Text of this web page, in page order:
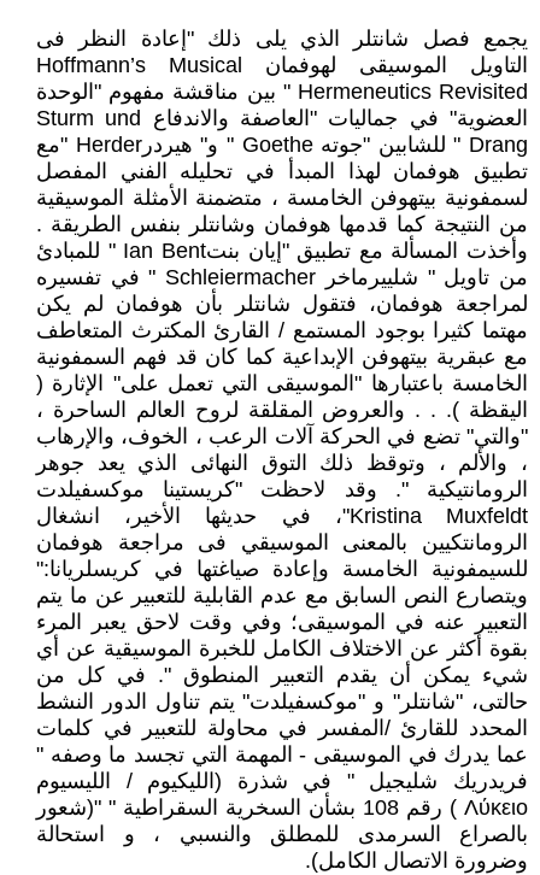
يجمع فصل شانتلر الذي يلى ذلك "إعادة النظر فى
التاويل الموسيقى لهوفمان Hoffmann’s Musical
Hermeneutics Revisited " بين مناقشة مفهوم "الوحدة
العضوية" في جماليات "العاصفة والاندفاع Sturm und
Drang " للشابين "جوته Goethe " و" هيردرHerder "مع
تطبيق هوفمان لهذا المبدأ في تحليله الفني المفصل
لسمفونية بيتهوفن الخامسة ، متضمنة الأمثلة الموسيقية
من النتيجة كما قدمها هوفمان وشانتلر بنفس الطريقة .
وأخذت المسألة مع تطبيق "إيان بنتIan Bent " للمبادئ
من تاويل " شلييرماخر Schleiermacher " في تفسيره
لمراجعة هوفمان، فتقول شانتلر بأن هوفمان لم يكن
مهتما كثيرا بوجود المستمع / القارئ المكترث المتعاطف
مع عبقرية بيتهوفن الإبداعية كما كان قد فهم السمفونية
الخامسة باعتبارها "الموسيقى التي تعمل على" الإثارة (
اليقظة ). . . والعروض المقلقة لروح العالم الساحرة ،
"والتي" تضع في الحركة آلات الرعب ، الخوف، والإرهاب
، والألم ، وتوقظ ذلك التوق النهائى الذي يعد جوهر
الرومانتيكية ". وقد لاحظت "كريستينا موكسفيلدت
Kristina Muxfeldt"، في حديثها الأخير، انشغال
الرومانتكيين بالمعنى الموسيقي فى مراجعة هوفمان
للسيمفونية الخامسة وإعادة صياغتها في كريسلريانا:"
ويتصارع النص السابق مع عدم القابلية للتعبير عن ما يتم
التعبير عنه في الموسيقى؛ وفي وقت لاحق يعبر المرء
بقوة أكثر عن الاختلاف الكامل للخبرة الموسيقية عن أي
شيء يمكن أن يقدم التعبير المنطوق ". في كل من
حالتى، "شانتلر" و "موكسفيلدت" يتم تناول الدور النشط
المحدد للقارئ /المفسر في محاولة للتعبير في كلمات
عما يدرك في الموسيقى - المهمة التي تجسد ما وصفه "
فريدريك شليجيل " في شذرة (الليكيوم / الليسيوم
Λύκειο ) رقم 108 بشأن السخرية السقراطية " "(شعور
بالصراع السرمدى للمطلق والنسبي ، و استحالة
وضرورة الاتصال الكامل).